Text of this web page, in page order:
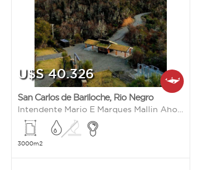
U$S 40.326
San Carlos de Bariloche, Rio Negro
Intendente Mario E Marques Mallin Ahogado S/N
3000m2